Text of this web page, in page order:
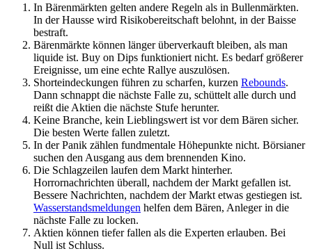
In Bärenmärkten gelten andere Regeln als in Bullenmärkten.
In der Hausse wird Risikobereitschaft belohnt, in der Baisse
bestraft.
Bärenmärkte können länger überverkauft bleiben, als man
liquide ist. Buy on Dips funktioniert nicht. Es bedarf größerer
Ereignisse, um eine echte Rallye auszulösen.
Shorteindeckungen führen zu scharfen, kurzen Rebounds.
Dann schnappt die nächste Falle zu, schüttelt alle durch und
reißt die Aktien die nächste Stufe herunter.
Keine Branche, kein Lieblingswert ist vor dem Bären sicher.
Die besten Werte fallen zuletzt.
In der Panik zählen fundmentale Höhepunkte nicht. Börsianer
suchen den Ausgang aus dem brennenden Kino.
Die Schlagzeilen laufen dem Markt hinterher.
Horrornachrichten überall, nachdem der Markt gefallen ist.
Bessere Nachrichten, nachdem der Markt etwas gestiegen ist.
Wasserstandsmeldungen helfen dem Bären, Anleger in die
nächste Falle zu locken.
Aktien können tiefer fallen als die Experten erlauben. Bei
Null ist Schluss.